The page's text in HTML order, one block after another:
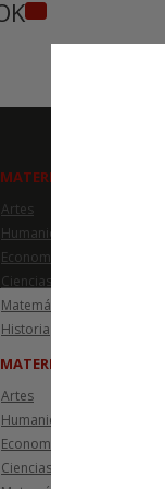
MATERIAS
Artes
Humanidades
Economía
Ciencias de la salud
Matemáticas y ciencias
Historia
MATERIAS
Artes
Humanidades
Economía
Ciencias de la salud